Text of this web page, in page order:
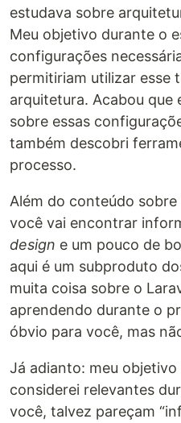
estudava sobre
Meu objetivo durante o
configurações
permitiriam utilizar esse
arquitetura. Acabou
sobre essas
também descobri
processo.
Além do conteúdo
você vai encontrar
design e um pouco de
aqui é um subproduto
muita coisa sobre o
aprendendo durante o
óbvio para você, mas
Já adianto: meu
considerei relevantes
você, talvez pareçam